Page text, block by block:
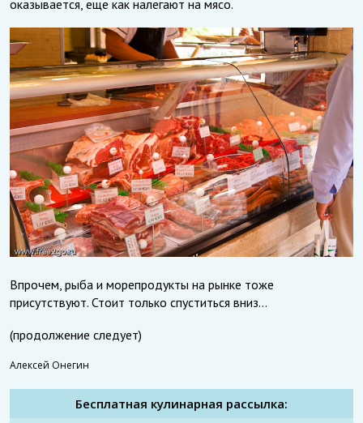
оказывается, еще как налегают на мясо.
Впрочем, рыба и морепродукты на рынке тоже
присутствуют. Стоит только спуститься вниз…
(продолжение следует)
Алексей Онегин
Бесплатная кулинарная рассылка: